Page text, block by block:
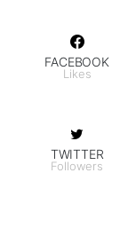
FACEBOOK
Likes
TWITTER
Followers